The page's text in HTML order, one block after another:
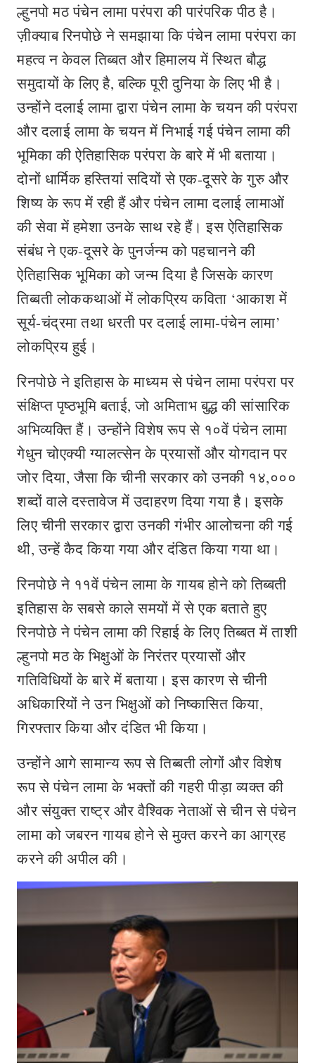
ल्हुनपो मठ पंचेन लामा परंपरा की पारंपरिक पीठ है।
ज़ीक्याब रिनपोछे ने समझाया कि पंचेन लामा परंपरा का
महत्व न केवल तिब्बत और हिमालय में स्थित बौद्ध
समुदायों के लिए है, बल्कि पूरी दुनिया के लिए भी है।
उन्होंने दलाई लामा द्वारा पंचेन लामा के चयन की परंपरा
और दलाई लामा के चयन में निभाई गई पंचेन लामा की
भूमिका की ऐतिहासिक परंपरा के बारे में भी बताया।
दोनों धार्मिक हस्तियां सदियों से एक-दूसरे के गुरु और
शिष्य के रूप में रही हैं और पंचेन लामा दलाई लामाओं
की सेवा में हमेशा उनके साथ रहे हैं। इस ऐतिहासिक
संबंध ने एक-दूसरे के पुनर्जन्म को पहचानने की
ऐतिहासिक भूमिका को जन्म दिया है जिसके कारण
तिब्बती लोककथाओं में लोकप्रिय कविता ‘आकाश में
सूर्य-चंद्रमा तथा धरती पर दलाई लामा-पंचेन लामा’
लोकप्रिय हुई।
रिनपोछे ने इतिहास के माध्यम से पंचेन लामा परंपरा पर
संक्षिप्त पृष्ठभूमि बताई, जो अमिताभ बुद्ध की सांसारिक
अभिव्यक्ति हैं। उन्होंने विशेष रूप से १०वें पंचेन लामा
गेधुन चोएक्यी ग्यालत्सेन के प्रयासों और योगदान पर
जोर दिया, जैसा कि चीनी सरकार को उनकी १४,०००
शब्दों वाले दस्तावेज में उदाहरण दिया गया है। इसके
लिए चीनी सरकार द्वारा उनकी गंभीर आलोचना की गई
थी, उन्हें कैद किया गया और दंडित किया गया था।
रिनपोछे ने ११वें पंचेन लामा के गायब होने को तिब्बती
इतिहास के सबसे काले समयों में से एक बताते हुए
रिनपोछे ने पंचेन लामा की रिहाई के लिए तिब्बत में ताशी
ल्हुनपो मठ के भिक्षुओं के निरंतर प्रयासों और
गतिविधियों के बारे में बताया। इस कारण से चीनी
अधिकारियों ने उन भिक्षुओं को निष्कासित किया,
गिरफ्तार किया और दंडित भी किया।
उन्होंने आगे सामान्य रूप से तिब्बती लोगों और विशेष
रूप से पंचेन लामा के भक्तों की गहरी पीड़ा व्यक्त की
और संयुक्त राष्ट्र और वैश्विक नेताओं से चीन से पंचेन
लामा को जबरन गायब होने से मुक्त करने का आग्रह
करने की अपील की।